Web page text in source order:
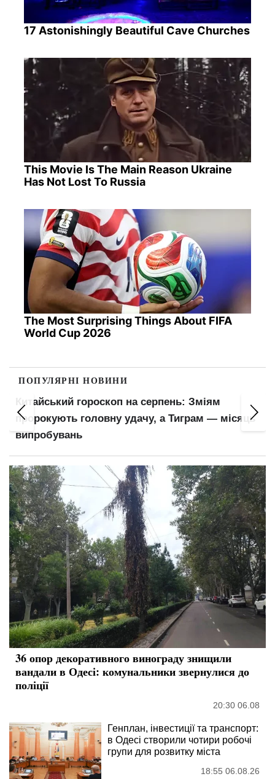
17 Astonishingly Beautiful Cave Churches
This Movie Is The Main Reason Ukraine
Has Not Lost To Russia
The Most Surprising Things About FIFA
World Cup 2026
ПОПУЛЯРНІ НОВИНИ
Китайський гороскоп на серпень: Зміям
пророкують головну удачу, а Тиграм — місяць
випробувань
36 опор декоративного винограду знищили
вандали в Одесі: комунальники звернулися до
поліції
20:30 06.08
Генплан, інвестиції та транспорт:
в Одесі створили чотири робочі
групи для розвитку міста
18:55 06.08.26